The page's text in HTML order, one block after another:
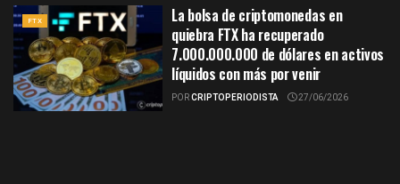
FTX
La bolsa de criptomonedas en
quiebra FTX ha recuperado
7.000.000.000 de dólares en activos
líquidos con más por venir
PORCRIPTOPERIODISTA 27/06/2026